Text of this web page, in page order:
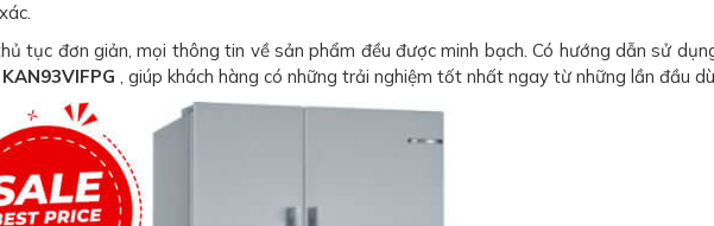
tục đơn giản, mọi thông tin về sản phẩm đều được minh bạch. Có hướng dẫn sử
KAN93VIFPG , giúp khách hàng có những trải nghiệm tốt nhất ngay từ những lần đầu